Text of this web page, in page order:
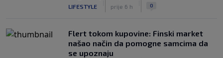
LIFESTYLE prije 6 h 0
Flert tokom kupovine: Finski market
našao način da pomogne samcima da
se upoznaju